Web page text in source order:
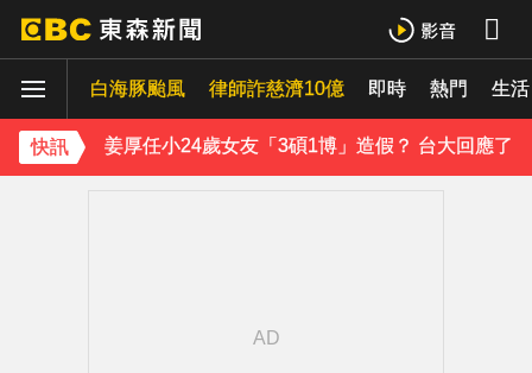
白海豚颱風 律師詐慈濟10億 即時 熱門 生活
快訊
70歲鋼吉他大師湯米德塔莫驟逝 妻淚喊：永遠是我一生摯愛
姜厚任小24歲女友「3碩1博」造假？ 台大回應了